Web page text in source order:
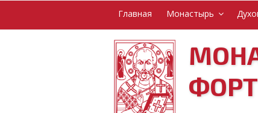
Главная Монастырь